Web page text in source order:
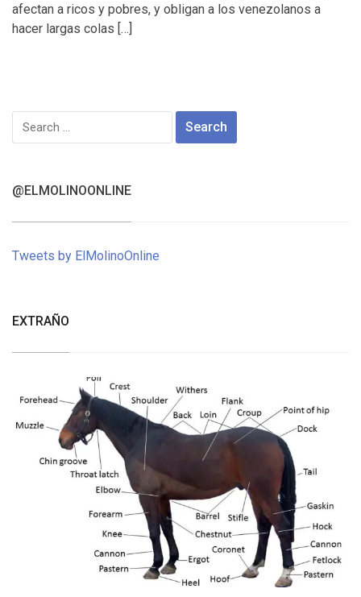
afectan a ricos y pobres, y obligan a los venezolanos a
hacer largas colas […]
Search
@ELMOLINOONLINE
Tweets by ElMolinoOnline
EXTRAÑO